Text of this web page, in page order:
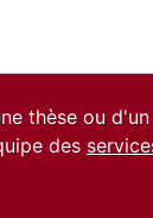
thèse ou
des